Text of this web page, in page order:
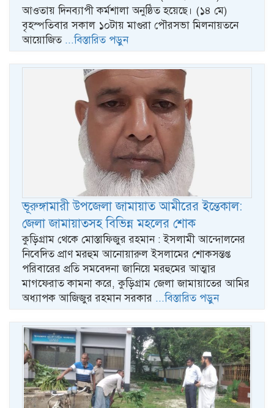
আওতায় দিনব্যাপী কর্মশালা অনুষ্ঠিত হয়েছে। (১৪ মে)
বৃহস্পতিবার সকাল ১০টায় মাগুরা পৌরসভা মিলনায়তনে
আয়োজিত ...বিস্তারিত পড়ুন
ভূরুঙ্গামারী উপজেলা জামায়াত আমীরের ইন্তেকাল:
জেলা জামায়াতসহ বিভিন্ন মহলের শোক
কুড়িগ্রাম থেকে মোস্তাফিজুর রহমান : ইসলামী আন্দোলনের
নিবেদিত প্রাণ মরহুম আনোয়ারুল ইসলামের শোকসন্তপ্ত
পরিবারের প্রতি সমবেদনা জানিয়ে মরহুমের আত্মার
মাগফেরাত কামনা করে, কুড়িগ্রাম জেলা জামায়াতের আমির
অধ্যাপক আজিজুর রহমান সরকার ...বিস্তারিত পড়ুন